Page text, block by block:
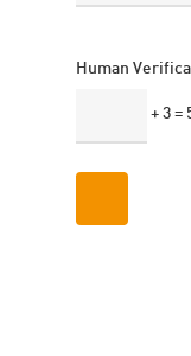
Human
+ 3 =